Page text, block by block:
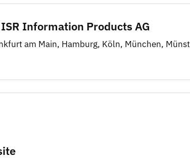
Information Products AG
am Main, Hamburg, Köln, München,